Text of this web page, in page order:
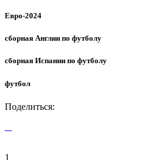
Евро-2024
сборная Англии по футболу
сборная Испании по футболу
футбол
Поделиться:
1